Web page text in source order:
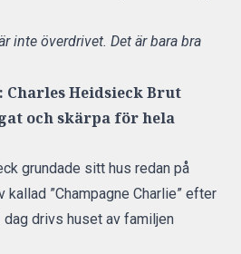
inte överdrivet. Det är bara bra
Heidsieck Brut
och skärpa för hela
grundade sitt hus redan på
”Champagne Charlie” efter
drivs huset av familjen